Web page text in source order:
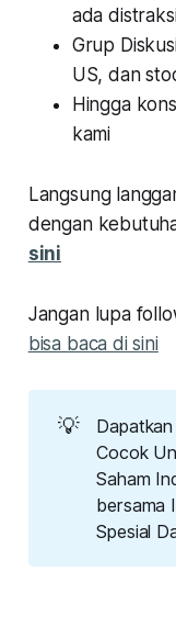
ada
Grup
US, dan
Hingga
kami
Langsung
dengan
sini
Jangan lupa
bisa baca di sini
💡
Cocok
Saham
bersama
Spesial